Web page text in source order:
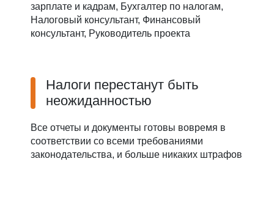
зарплате и кадрам, Бухгалтер по налогам,
Налоговый консультант, Финансовый
консультант, Руководитель проекта
Налоги перестанут быть
неожиданностью
Все отчеты и документы готовы вовремя в
соответствии со всеми требованиями
законодательства, и больше никаких штрафов